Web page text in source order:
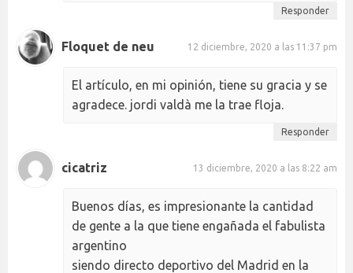
Responder
Floquet de neu 12 diciembre, 2020 a las 11:37 pm
El artículo, en mi opinión, tiene su gracia y se
agradece. jordi valdà me la trae floja.
Responder
cicatriz 13 diciembre, 2020 a las 8:22 am
Buenos días, es impresionante la cantidad
de gente a la que tiene engañada el fabulista
argentino
siendo directo deportivo del Madrid en la